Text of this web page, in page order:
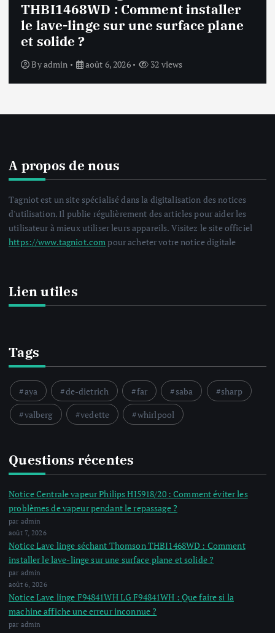
Notice Lave linge F94841WH LG
F94841WH : Que faire si la machine
affiche une erreur inconnue ?
Byadmin août 6, 2026 33 views
A propos de nous
Tagniot est un site spécialisé dans la digitalisation des notices
d'utilisation. Il publie régulièrement des articles pour aider les
utilisateur à mieux utiliser leurs appareils. Visitez le site officiel
https://www.tagniot.com pour acheter votre notice digitale
Lien utiles
Tags
aya de-dietrich far saba
sharp
valberg
vedette whirlpool
Questions récentes
Notice Centrale vapeur Philips HI5918/20 : Comment éviter les
problèmes de vapeur pendant le repassage ?
par admin
août 7, 2026
Notice Lave linge séchant Thomson THBI1468WD : Comment
installer le lave-linge sur une surface plane et solide ?
par admin
août 6, 2026
Notice Lave linge F94841WH LG F94841WH : Que faire si la
machine affiche une erreur inconnue ?
par admin